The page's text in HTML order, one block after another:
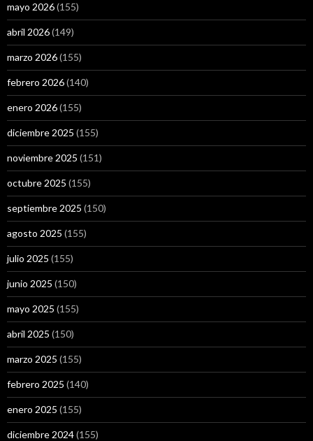
mayo 2026(155)
abril 2026(149)
marzo 2026(155)
febrero 2026(140)
enero 2026(155)
diciembre 2025 (155)
noviembre 2025 (151)
octubre 2025 (155)
septiembre 2025 (150)
agosto 2025 (155)
julio 2025 (155)
junio 2025 (150)
mayo 2025 (155)
abril 2025 (150)
marzo 2025 (155)
febrero 2025 (140)
enero 2025 (155)
diciembre 2024(155)